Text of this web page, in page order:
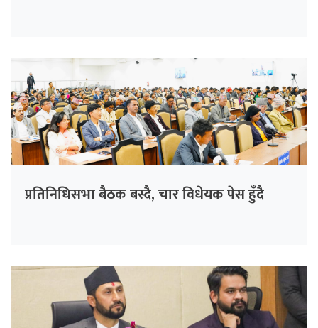
प्रतिनिधिसभा बैठक बस्दै, चार विधेयक पेस हुँदै